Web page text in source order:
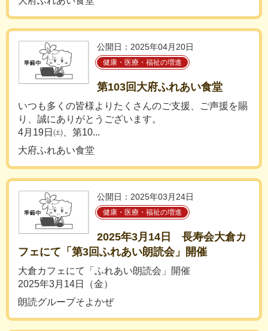
公開日：2025年04月20日
健康・医療・福祉の増進
第103回大府ふれあい食堂
いつも多くの皆様よりたくさんのご支援、ご声援を賜
り、誠にありがとうございます。
4月19日㈯、第10...
大府ふれあい食堂
公開日：2025年03月24日
健康・医療・福祉の増進
2025年3月14日 長寿会大倉カ
フェにて「第3回ふれあい朗読会」開催
大倉カフェにて「ふれあい朗読会」開催
2025年3月14日（金）
朗読グループそよかぜ